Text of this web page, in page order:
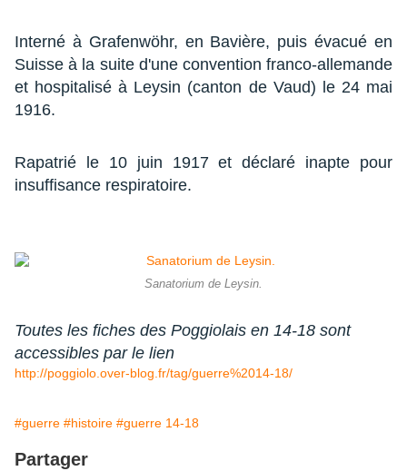
Interné à Grafenwöhr, en Bavière, puis évacué en
Suisse à la suite d'une convention franco-allemande
et hospitalisé à Leysin (canton de Vaud) le 24 mai
1916.
Rapatrié le 10 juin 1917 et déclaré inapte pour
insuffisance respiratoire.
Sanatorium de Leysin.
Toutes les fiches des Poggiolais en 14-18 sont
accessibles par le lien
http://poggiolo.over-blog.fr/tag/guerre%2014-18/
#guerre #histoire #guerre 14-18
Partager